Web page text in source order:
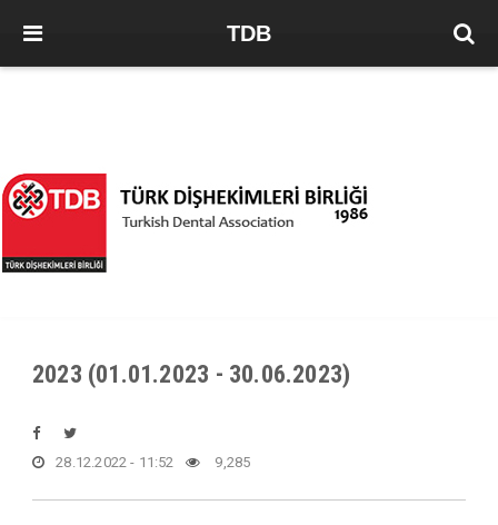
TDB
2023 (01.01.2023 - 30.06.2023)
28.12.2022 - 11:52 9,285